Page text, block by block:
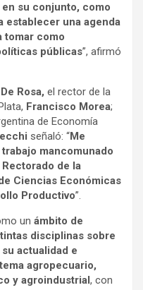
su conjunto, como
establecer una agenda
tomar como
públicas”, afirmó
De Rosa, el rector de la
Francisco Morea;
de Economía
señaló: “Me
mancomunado
de la
Ciencias Económicas
Productivo”.
un ámbito de
disciplinas sobre
actualidad e
agropecuario,
y agroindustrial, con